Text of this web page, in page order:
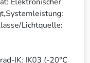
Lichtquelle:
IK: IK03 (-20°C